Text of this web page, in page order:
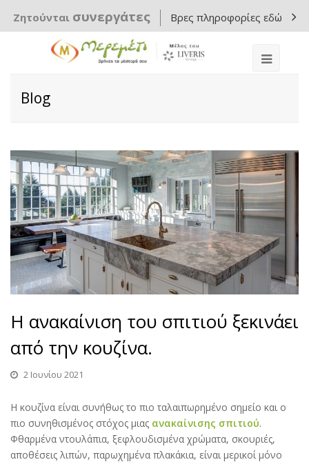
Ζητούνται συνεργάτες Βρες πληροφορίες εδώ
Blog
Η ανακαίνιση του σπιτιού ξεκινάει
από την κουζίνα.
2 Ιουνίου 2021
Η κουζίνα είναι συνήθως το πιο ταλαιπωρημένο σημείο και ο
πιο συνηθισμένος στόχος μιας ανακαίνισης σπιτιού.
Φθαρμένα ντουλάπια, ξεφλουδισμένα χρώματα, σκουριές,
αποθέσεις λιπών, παρωχημένα πλακάκια, είναι μερικοί μόνο